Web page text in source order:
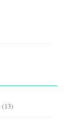
(13)